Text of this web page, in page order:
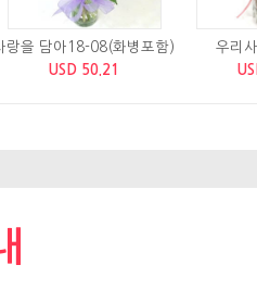
랑을 담아18-08(화병포함)
USD 50.21
우리